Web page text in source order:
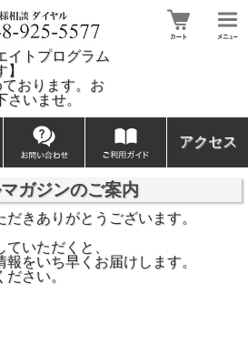
イトプログラム
おります。お
いませ。
アクセス
ガジンのご案内
きありがとうございます。
いただくと、
をいち早くお届けします。
さい。